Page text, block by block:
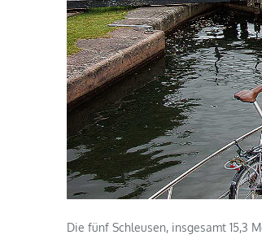
Die fünf Schleusen, insgesamt 15,3